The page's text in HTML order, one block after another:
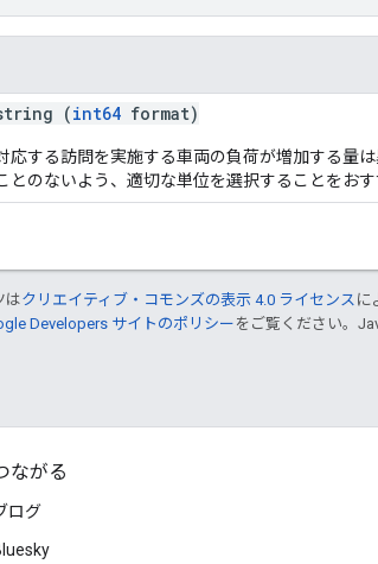
(int64 format)
応する訪問を実施する車両の負荷が増加する量
とのないよう、適切な単位を選択することをお
はクリエイティブ・コモンズの表示 4.0 ライセンス に
Developers サイトのポリシー をご覧ください。
ながる
ログ